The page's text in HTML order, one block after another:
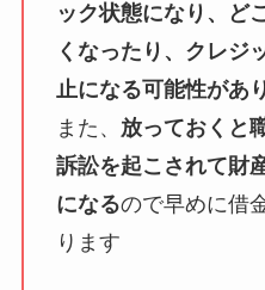
ック状態になり、ど
くなったり、クレジ
止になる可能性があ
また、 放っておくと
訴訟を起こされて財
になるので早めに借
ります